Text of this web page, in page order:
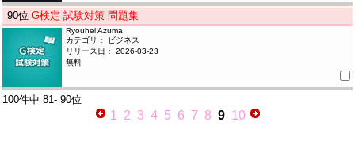
90位G検定 試験対策 問題集
Ryouhei Azuma
カテゴリ： ビジネス
リリース日： 2026-03-23
無料
100件中 81- 90位
1 2 3 4 5 6 7 8 9 10